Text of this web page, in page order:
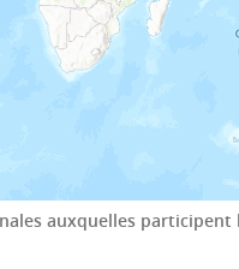
auxquelles participent